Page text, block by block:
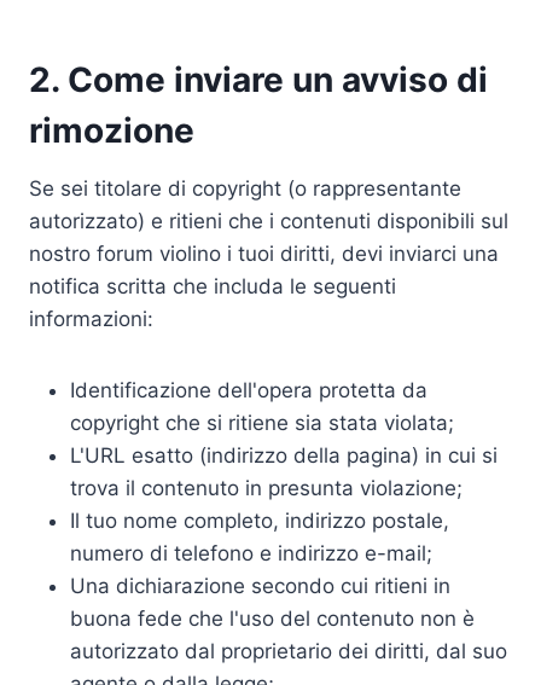
2. Come inviare un avviso di
rimozione
Se sei titolare di copyright (o rappresentante
autorizzato) e ritieni che i contenuti disponibili sul
nostro forum violino i tuoi diritti, devi inviarci una
notifica scritta che includa le seguenti
informazioni:
Identificazione dell'opera protetta da
copyright che si ritiene sia stata violata;
L'URL esatto (indirizzo della pagina) in cui si
trova il contenuto in presunta violazione;
Il tuo nome completo, indirizzo postale,
numero di telefono e indirizzo e-mail;
Una dichiarazione secondo cui ritieni in
buona fede che l'uso del contenuto non è
autorizzato dal proprietario dei diritti, dal suo